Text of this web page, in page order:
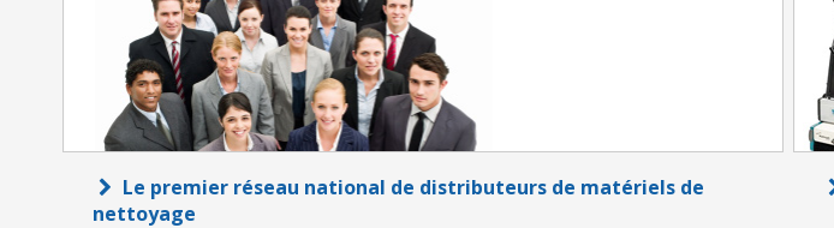
Le premier réseau national de distributeurs de matériels de
nettoyage